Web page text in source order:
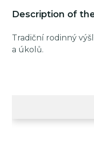
Description of
Tradiční rodinný
a úkolů.